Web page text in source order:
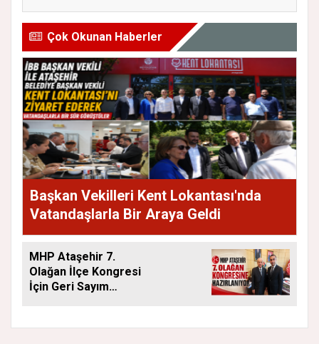
Çok Okunan Haberler
Başkan Vekilleri Kent Lokantası'nda
Vatandaşlarla Bir Araya Geldi
MHP Ataşehir 7.
Olağan İlçe Kongresi
İçin Geri Sayım